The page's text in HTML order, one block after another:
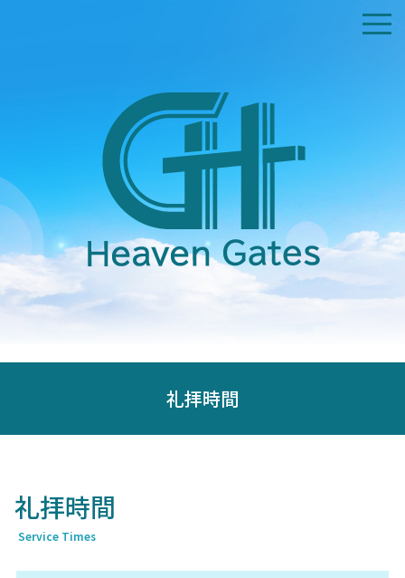
交通アクセス
礼拝時間
証集
礼拝時間
礼拝時間
Service Times